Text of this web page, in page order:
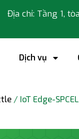
Địa chỉ: Tầng 1,
Dịch vụ
/ IoT Edge-